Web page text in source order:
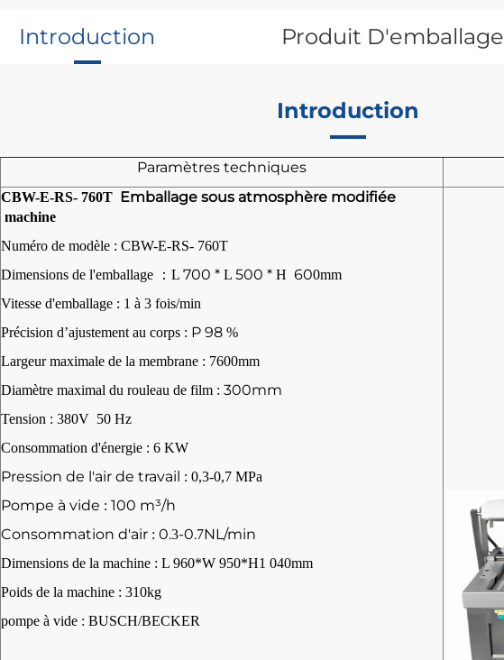
Introduction Produit D'emballage
Introduction
Paramètres techniques
CBW-E-RS- 760T Emballage sous atmosphère modifiée
machine
Numéro de modèle : CBW-E-RS- 760T
Dimensions de l'emballage
： L 700 * L 500 * H 600mm
Vitesse d'emballage : 1 à 3 fois/min
Précision d’ajustement au corps : P 98 %
Largeur maximale de la membrane : 7600mm
Diamètre maximal du rouleau de film : 300mm
Tension : 380V 50 Hz
Consommation d'énergie : 6 KW
Pression de l'air de travail : 0,3-0,7 MPa
Pompe à vide : 100 m³/h
Consommation d'air : 0.3-0.7NL/min
Dimensions de la machine : L 960*W 950*H1 040mm
Poids de la machine : 310kg
pompe à vide : BUSCH/BECKER